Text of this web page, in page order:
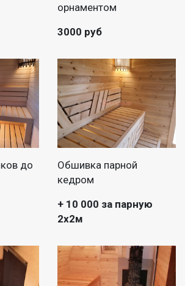
орнаментом
3000 руб
до
Обшивка парной
кедром
+ 10 000 за парную
2х2м